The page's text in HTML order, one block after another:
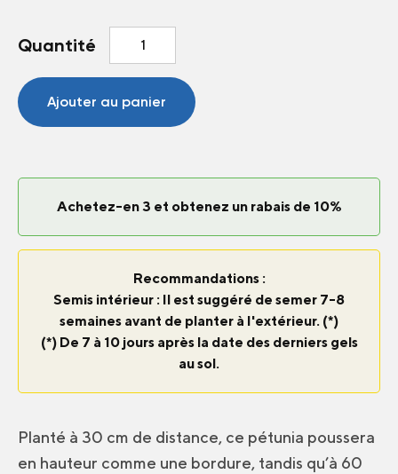
Quantité
quantité
Pétunia
Tidal
Ajouter au panier
Achetez-en 3 et obtenez un rabais de 10%
Recommandations :
Semis intérieur : Il est suggéré de semer 7-8
semaines avant de planter à l'extérieur. (*)
(*) De 7 à 10 jours après la date des derniers gels
au sol.
Planté à 30 cm de distance, ce pétunia poussera
en hauteur comme une bordure, tandis qu’à 60